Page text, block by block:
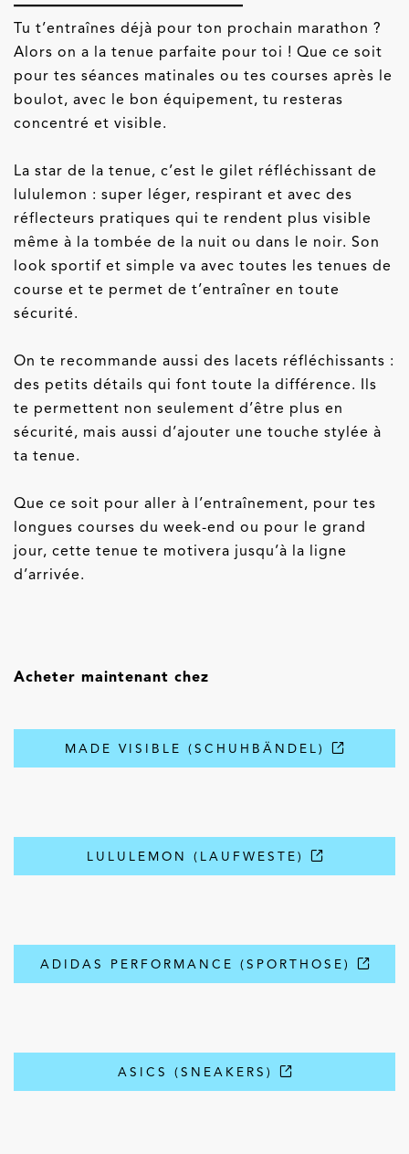
Tu t’entraînes déjà pour ton prochain marathon ?
Alors on a la tenue parfaite pour toi ! Que ce soit
pour tes séances matinales ou tes courses après le
boulot, avec le bon équipement, tu resteras
concentré et visible.
La star de la tenue, c’est le gilet réfléchissant de
lululemon : super léger, respirant et avec des
réflecteurs pratiques qui te rendent plus visible
même à la tombée de la nuit ou dans le noir. Son
look sportif et simple va avec toutes les tenues de
course et te permet de t’entraîner en toute
sécurité.
On te recommande aussi des lacets réfléchissants :
des petits détails qui font toute la différence. Ils
te permettent non seulement d’être plus en
sécurité, mais aussi d’ajouter une touche stylée à
ta tenue.
Que ce soit pour aller à l’entraînement, pour tes
longues courses du week-end ou pour le grand
jour, cette tenue te motivera jusqu’à la ligne
d’arrivée.
Acheter maintenant chez
MADE VISIBLE (SCHUHBÄNDEL)
LULULEMON (LAUFWESTE)
ADIDAS PERFORMANCE (SPORTHOSE)
ASICS (SNEAKERS)